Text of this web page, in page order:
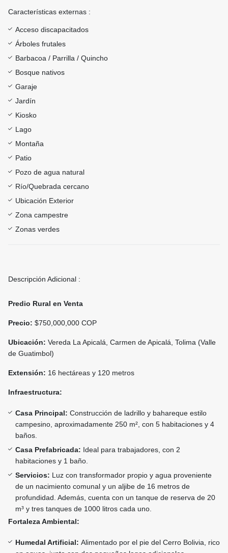
Características externas :
Acceso discapacitados
Árboles frutales
Barbacoa / Parrilla / Quincho
Bosque nativos
Garaje
Jardín
Kiosko
Lago
Montaña
Patio
Pozo de agua natural
Río/Quebrada cercano
Ubicación Exterior
Zona campestre
Zonas verdes
Descripción Adicional :
Predio Rural en Venta
Precio: $750,000,000 COP
Ubicación: Vereda La Apicalá, Carmen de Apicalá, Tolima (Valle
de Guatimbol)
Extensión: 16 hectáreas y 120 metros
Infraestructura:
Casa Principal: Construcción de ladrillo y bahareque estilo
campesino, aproximadamente 250 m², con 5 habitaciones y 4
baños.
Casa Prefabricada: Ideal para trabajadores, con 2
habitaciones y 1 baño.
Servicios: Luz con transformador propio y agua proveniente
de un nacimiento comunal y un aljibe de 16 metros de
profundidad. Además, cuenta con un tanque de reserva de 20
m³ y tres tanques de 1000 litros cada uno.
Fortaleza Ambiental:
Humedal Artificial: Alimentado por el pie del Cerro Bolivia, rico